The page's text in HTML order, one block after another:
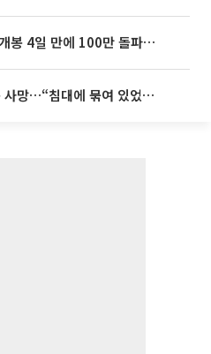
놀란 감독 '오디세이', 개봉 4일 만에 100만 돌파⋯'왕사남' 보다 빠르다
천안 교회서 11세 아동 사망…“침대에 묶여 있었다” 진술 확보